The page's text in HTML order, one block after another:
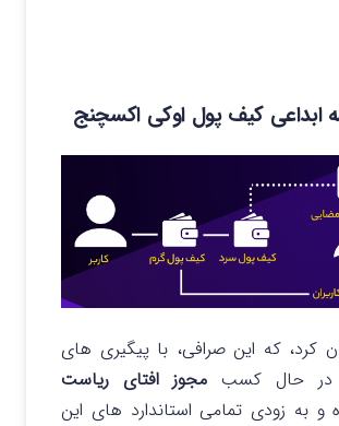
ابداعی کیف پول اوکی اکسچنج
کرد، که این صرافی، با پیگیری های
در حال کسب مجوز افتای ریاست
و به زودی تمامی استاندارد های این